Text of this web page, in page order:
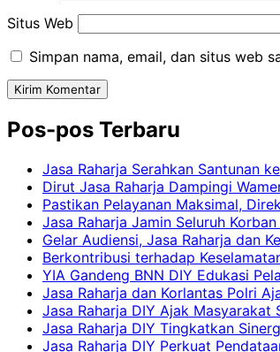
Situs Web
Simpan nama, email, dan situs web
Pos-pos Terbaru
Jasa Raharja Serahkan Santunan
Dirut Jasa Raharja Dampingi
Pastikan Pelayanan Maksimal,
Jasa Raharja Jamin Seluruh
Gelar Audiensi, Jasa Raharja dan
Berkontribusi terhadap
YIA Gandeng BNN DIY Edukasi
Jasa Raharja dan Korlantas Polri
Jasa Raharja DIY Ajak Masyarakat
Jasa Raharja DIY Tingkatkan
Jasa Raharja DIY Perkuat